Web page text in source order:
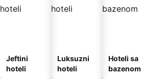
Jeftini
hoteli
Luksuzni
hoteli
Hoteli sa
bazenom